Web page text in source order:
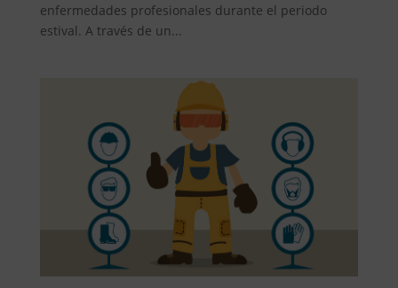
enfermedades profesionales durante el periodo
estival. A través de un...